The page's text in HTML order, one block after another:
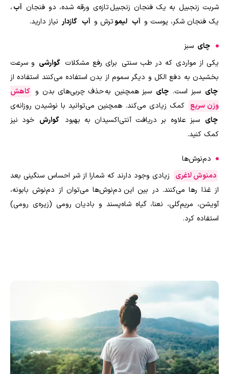
شربت زنجبیل به یک فنجان زنجبیل تازه‌ی ورقه شده، دو فنجان آب،
یک فنجان شکر، پوست و آب لیموترش و آب گازدار نیاز دارید.
چای سبز
یکی از مواردی که در طب سنتی برای رفع مشکلات گوارشی و سرعت
بخشیدن به دفع الکل و دیگر سموم از بدن استفاده می‌کنند استفاده از
چای سبز است. چای سبز همچنین به حذف چربی‌های بدن و کاهش
وزن سریع کمک زیادی می‌کند. همچنین می‌توانید با نوشیدن روزانه‌ی
چای سبز علاوه بر دریافت آنتی‌اکسیدان به بهبود گوارش خود نیز
کمک کنید.
دم‌نوش‌ها
دمنوش لاغری
زیادی وجود دارند که شمارا از شر احساس سنگینی بعد
از غذا رها می‌کنند. در بین این دم‌نوش‌ها می‌توان از دم‌نوش بابونه،
آویشن، مریم‌گلی، نعنا، گیاه شاه‌پسند و بادیان رومی (زیره‌ی رومی)
استفاده کرد.